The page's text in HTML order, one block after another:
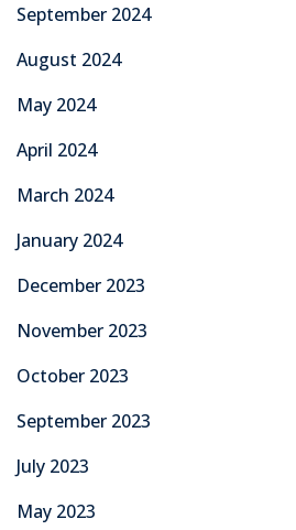
September 2024
August 2024
May 2024
April 2024
March 2024
January 2024
December 2023
November 2023
October 2023
September 2023
July 2023
May 2023